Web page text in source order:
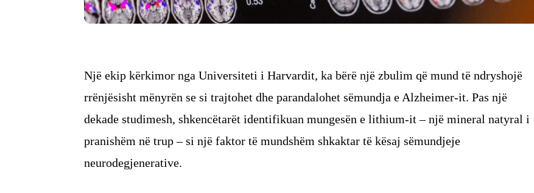
Një ekip kërkimor nga Universiteti i Harvardit, ka bërë një zbulim që mund të ndryshojë
rrënjësisht mënyrën se si trajtohet dhe parandalohet sëmundja e Alzheimer-it. Pas një
dekade studimesh, shkencëtarët identifikuan mungesën e lithium-it – një mineral natyral i
pranishëm në trup – si një faktor të mundshëm shkaktar të kësaj sëmundjeje
neurodegjenerative.